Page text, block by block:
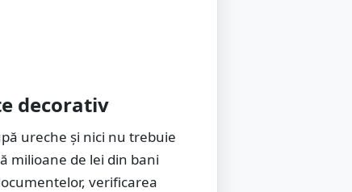
decorativ
ureche și nici nu trebuie
milioane de lei din bani
verificarea